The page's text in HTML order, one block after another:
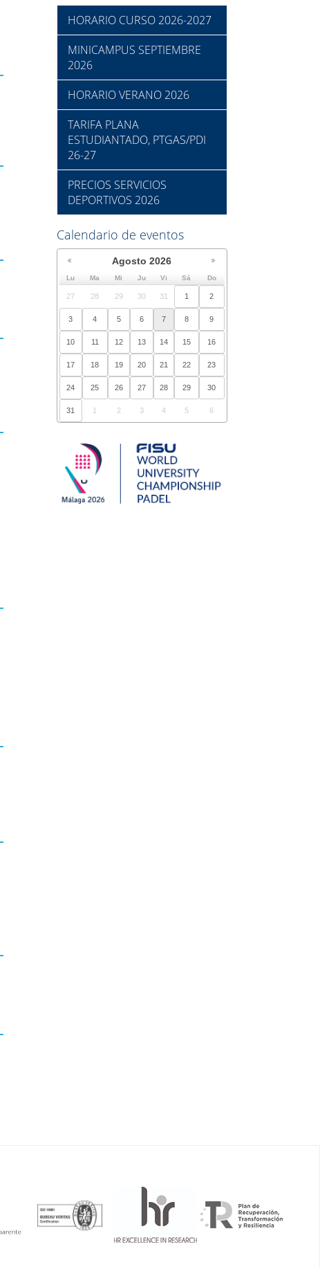
HORARIO CURSO 2026-2027
MINICAMPUS SEPTIEMBRE
2026
HORARIO VERANO 2026
TARIFA PLANA
ESTUDIANTADO, PTGAS/PDI
26-27
PRECIOS SERVICIOS
DEPORTIVOS 2026
Calendario de eventos
Agosto 2026
Lu Ma Mi Ju Vi Sá Do
27 28 29 30 31 1 2
3 4 5 6 7 8 9
10 11 12 13 14 15 16
17 18 19 20 21 22 23
24 25 26 27 28 29 30
31 1 2 3 4 5 6